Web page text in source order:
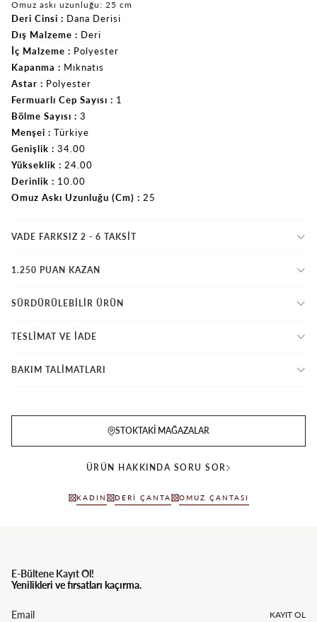
Omuz askı uzunluğu: 25 cm
Deri Cinsi
Dana Derisi
Dış Malzeme
Deri
İç Malzeme
Polyester
Kapanma
Mıknatıs
Astar
Polyester
Fermuarlı Cep Sayısı
1
Bölme Sayısı
3
Menşei
Türkiye
Genişlik
34.00
Yükseklik
24.00
Derinlik
10.00
Omuz Askı Uzunluğu (Cm)
25
VADE FARKSIZ 2 - 6 TAKSIT
1.250 PUAN KAZAN
SÜRDÜRÜLEBİLİR ÜRÜN
TESLİMAT VE İADE
BAKIM TALİMATLARI
STOKTAKI MAĞAZALAR
ÜRÜN HAKKINDA SORU SOR
KADIN DERI ÇANTA OMUZ ÇANTASI
E-Bültene Kayıt Ol!
Yenilikleri ve fırsatları kaçırma.
KAYIT OL